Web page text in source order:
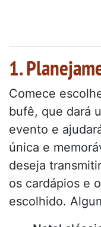
1.
Comece
bufê, que dará
evento e
única e
deseja
os cardápios e
escolhido.